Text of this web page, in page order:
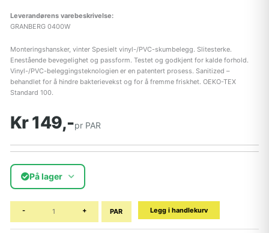
Leverandørens varebeskrivelse:
GRANBERG 0400W
Monteringshansker, vinter Spesielt vinyl-/PVC-skumbelegg. Slitesterke.
Enestående bevegelighet og passform. Testet og godkjent for kalde forhold.
Vinyl-/PVC-beleggingsteknologien er en patentert prosess. Sanitized –
behandlet for å hindre bakterievekst og for å fremme friskhet. OEKO-TEX
Standard 100.
Kr 149,-pr PAR
På lager
- + PAR Legg i handlekurv